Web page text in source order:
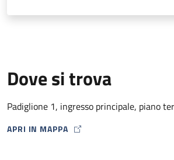
Dove si trova
Padiglione 1, ingresso principale, piano
APRI IN MAPPA
MAP ICON